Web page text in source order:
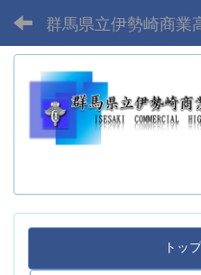
群馬県立伊勢崎商業
トッ